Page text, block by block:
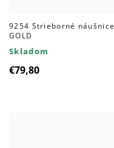
9254 Strieborné náušnice
GOLD
Skladom
€79,80